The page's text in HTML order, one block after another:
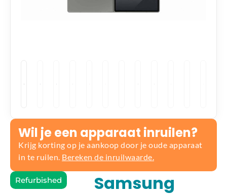
Wil je een apparaat inruilen?
Krijg korting op je aankoop door je oude apparaat
in te ruilen. Bereken de inruilwaarde.
Refurbished
Samsung